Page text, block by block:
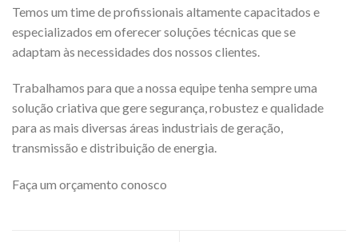
Temos um time de profissionais altamente capacitados e
especializados em oferecer soluções técnicas que se
adaptam às necessidades dos nossos clientes.
Trabalhamos para que a nossa equipe tenha sempre uma
solução criativa que gere segurança, robustez e qualidade
para as mais diversas áreas industriais de geração,
transmissão e distribuição de energia.
Faça um orçamento conosco